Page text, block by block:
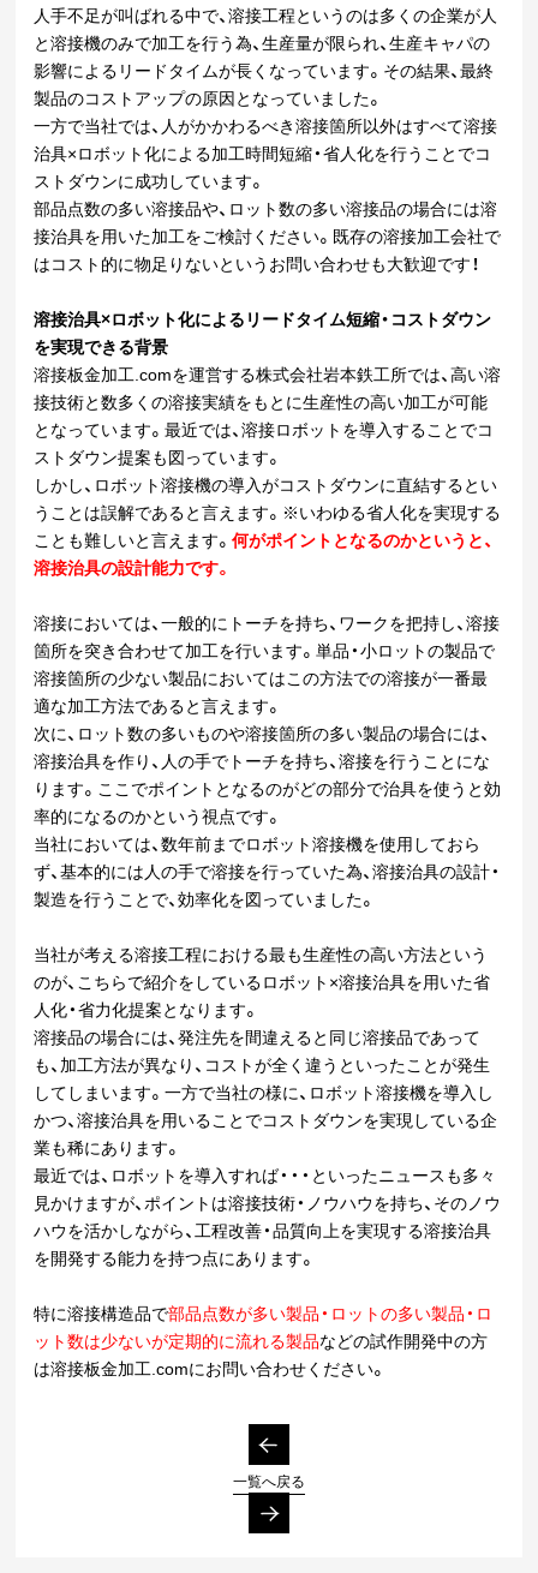
人手不足が叫ばれる中で、溶接工程というのは多くの企業が人
と溶接機のみで加工を行う為、生産量が限られ、生産キャパの
影響によるリードタイムが長くなっています。その結果、最終
製品のコストアップの原因となっていました。
一方で当社では、人がかかわるべき溶接箇所以外はすべて溶接
治具×ロボット化による加工時間短縮・省人化を行うことでコ
ストダウンに成功しています。
部品点数の多い溶接品や、ロット数の多い溶接品の場合には溶
接治具を用いた加工をご検討ください。既存の溶接加工会社で
はコスト的に物足りないというお問い合わせも大歓迎です！
溶接治具×ロボット化による リードタイム短縮・コストダウン
を実現できる背景
溶接板金加工.comを運営する株式会社岩本鉄工所では、高い溶
接技術と数多くの溶接実績をもとに生産性の高い加工が可能
となっています。最近では、溶接ロボットを導入することでコ
ストダウン提案も図っています。
しかし、ロボット溶接機の導入がコストダウンに直結するとい
うことは誤解であると言えます。※いわゆる省人化を実現する
ことも難しいと言えます。何がポイントとなるのかというと、
溶接治具の設計能力です。
溶接においては、一般的にトーチを持ち、ワークを把持し、溶接
箇所を突き合わせて加工を行います。単品・小ロットの製品で
溶接箇所の少ない製品においてはこの方法での溶接が一番最
適な加工方法であると言えます。
次に、ロット数の多いものや溶接箇所の多い製品の場合には、
溶接治具を作り、人の手でトーチを持ち、溶接を行うことにな
ります。ここでポイントとなるのがどの部分で治具を使うと効
率的になるのかという視点です。
当社においては、数年前までロボット溶接機を使用しておら
ず、基本的には人の手で溶接を行っていた為、溶接治具の設計・
製造を行うことで、効率化を図っていました。
当社が考える溶接工程における最も生産性の高い方法という
のが、こちらで紹介をしているロボット×溶接治具を用いた省
人化・省力化提案となります。
溶接品の場合には、発注先を間違えると同じ溶接品であって
も、加工方法が異なり、コストが全く違うといったことが発生
してしまいます。一方で当社の様に、ロボット溶接機を導入し
かつ、溶接治具を用いることでコストダウンを実現している企
業も稀にあります。
最近では、ロボットを導入すれば・・・といったニュースも多々
見かけますが、ポイントは溶接技術・ノウハウを持ち、そのノウ
ハウを活かしながら、工程改善・品質向上を実現する溶接治具
を開発する能力を持つ点にあります。
特に溶接構造品で部品点数が多い製品・ロットの多い製品・ロ
ット数は少ないが定期的に流れる製品などの試作開発中の方
は溶接板金加工.comにお問い合わせください。
一覧へ戻る